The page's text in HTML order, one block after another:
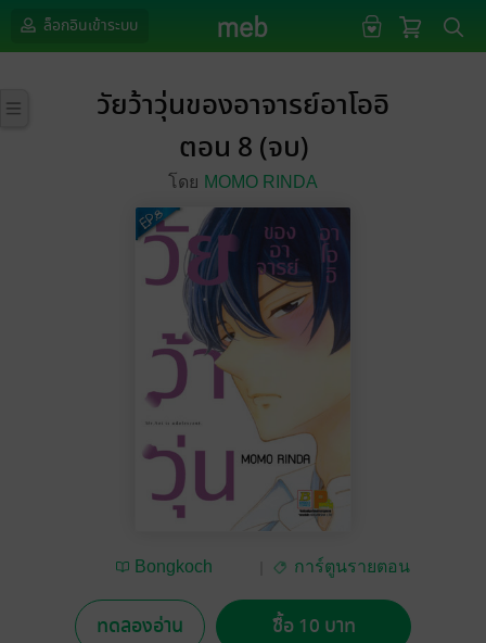
ล็อกอินเข้าระบบ
วัยว้าวุ่นของอาจารย์อาโออิ
ตอน 8 (จบ)
โดย MOMO RINDA
Bongkoch
การ์ตูนรายตอน
ทดลองอ่าน ซื้อ 10 บาท